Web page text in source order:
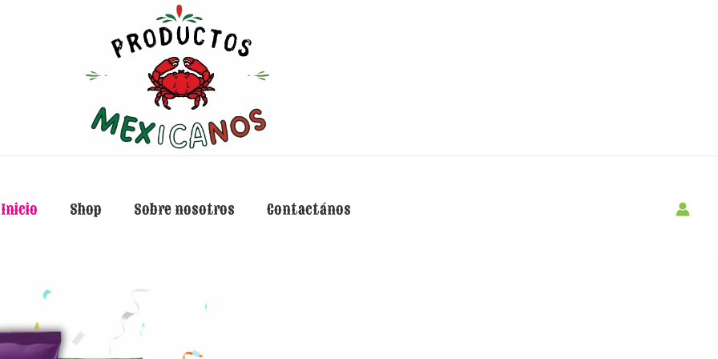
Inicio Shop Sobre nosotros Contactános